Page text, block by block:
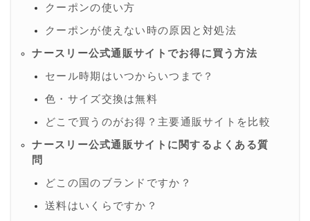
クーポンの使い方
クーポンが使えない時の原因と対処法
ナースリー公式通販サイトでお得に買う方法
セール時期はいつからいつまで？
色・サイズ交換は無料
どこで買うのがお得？主要通販サイトを比較
ナースリー公式通販サイトに関するよくある質
問
どこの国のブランドですか？
送料はいくらですか？